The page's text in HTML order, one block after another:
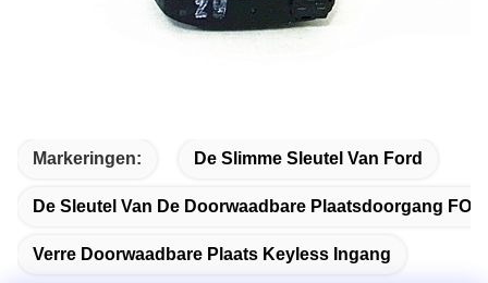
Markeringen: De Slimme Sleutel Van Ford
De Sleutel Van De Doorwaadbare Plaatsdoorgang FOB
Verre Doorwaadbare Plaats Keyless Ingang